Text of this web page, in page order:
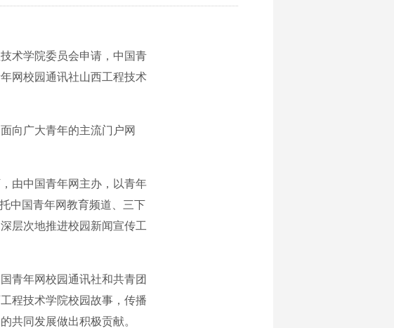
术学院委员会申请，中国青
网校园通讯社山西工程技术
向广大青年的主流门户网
由中国青年网主办，以青年
中国青年网教育频道、三下
层次地推进校园新闻宣传工
青年网校园通讯社和共青团
程技术学院校园故事，传播
共同发展做出积极贡献。